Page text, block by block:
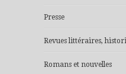
Presse
Revues littéraires,
Romans et nouvelles